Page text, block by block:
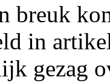
breuk
in
gezag